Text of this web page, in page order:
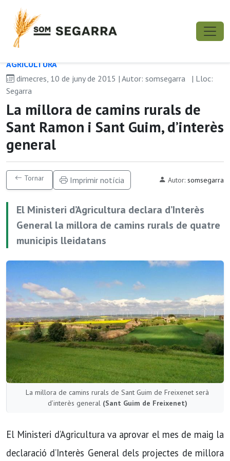
AGRICULTURA
dimecres, 10 de juny de 2015 | Autor: somsegarra
| Lloc:
Segarra
La millora de camins rurals de
Sant Ramon i Sant Guim, d’interès
general
Tornar Imprimir notícia Autor: somsegarra
El Ministeri d’Agricultura declara d’Interès
General la millora de camins rurals de quatre
municipis lleidatans
La millora de camins rurals de Sant Guim de Freixenet serà
d’interès general (Sant Guim de Freixenet)
El Ministeri d’Agricultura va aprovar el mes de maig la
declaració d’Interès General dels projectes de millora